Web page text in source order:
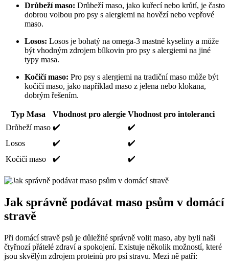
Drůbeží maso: Drůbeží maso, jako kuřecí nebo krůtí, je často
dobrou volbou pro psy s alergiemi na hovězí nebo vepřové
maso.
Losos: Losos je bohatý na omega-3 mastné kyseliny a může
být vhodným zdrojem bílkovin pro psy s alergiemi na jiné
typy masa.
Kočičí maso: Pro psy s alergiemi na tradiční maso může být
kočičí maso, jako například maso z jelena nebo klokana,
dobrým řešením.
Typ Masa Vhodnost pro alergie Vhodnost pro intoleranci
Drůbeží maso ✔️
✔️
Losos
✔️
✔️
Kočičí maso
✔️ ✔️
Jak správně podávat maso psům v domácí
stravě
Při domácí stravě psů je důležité správně volit maso, aby byli naši
čtyřnozí přátelé zdraví a spokojení. Existuje několik možností, které
jsou skvělým zdrojem proteinů pro psí stravu. Mezi ně patří: